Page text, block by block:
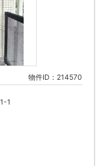
物件ID：214570
1